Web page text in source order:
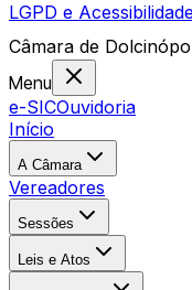
LGPD e
Câmara de
Menu
e-SICOuvidoria
Início
A Câmara
Vereadores
Sessões
Leis e Atos